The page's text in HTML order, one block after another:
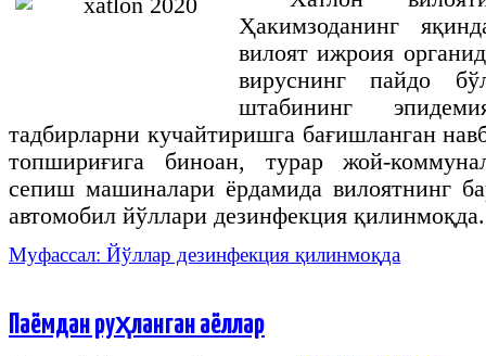
Ҳакимзоданинг
вилоят ижроия
вируснинг пайдо
штабининг
тадбирларни кучайтиришга бағишланган
топшириғига биноан, турар жой-
сепиш машиналари ёрдамида вилоятнинг
автомобил йўллари дезинфекция қилинмоқда.
Муфассал: Йўллар дезинфекция қилинмоқда
Паёмдан руҳланган аёллар